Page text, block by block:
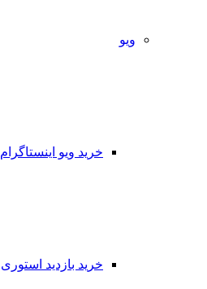
ویو
خرید ویو اینستاگرام
خرید بازدید استوری